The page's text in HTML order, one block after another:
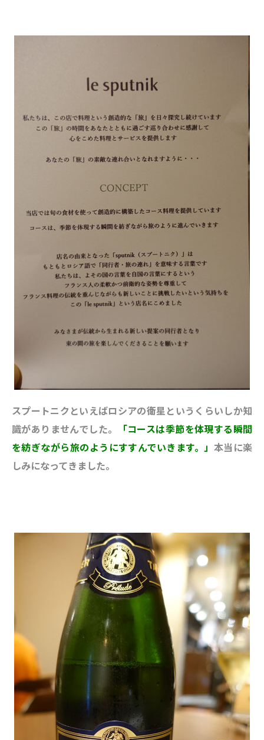
スプートニクといえばロシアの衛星というくらいしか知
識がありませんでした。
「コースは季節を体現する瞬間
を紡ぎながら旅のようにすすんでいきます。」 本当に楽
しみになってきました。